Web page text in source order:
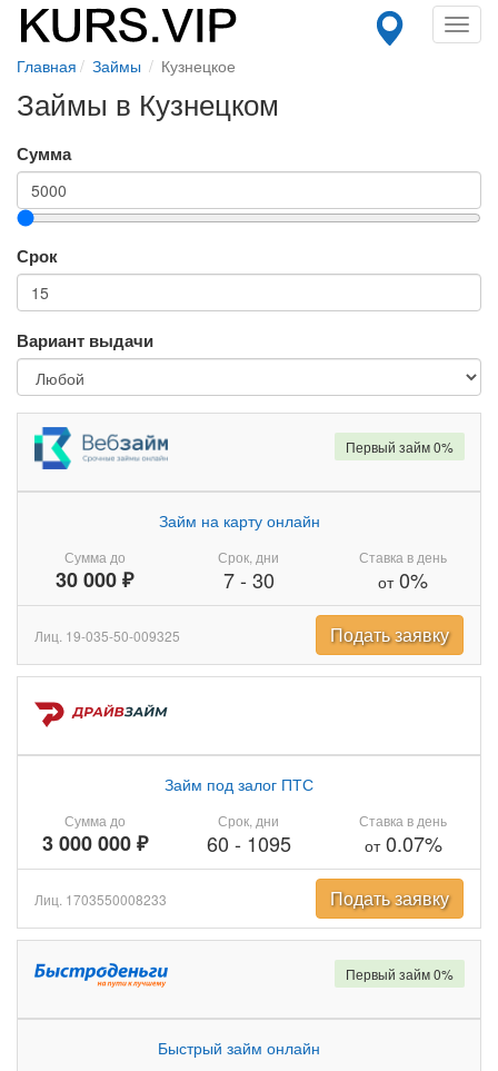
Главная Займы Кузнецкое
Займы в Кузнецком
Сумма
Срок
Вариант выдачи
Сумма до
30 000 ₽
Займ на карту онлайн
Срок, дни
7- 30
Ставка в день
от0%
Первый займ 0%
Лиц. 19-035-50-009325 Подать заявку
Сумма до
3 000 000 ₽
Займ под залог ПТС
Срок, дни
60 - 1095
Ставка в день
от0.07%
Лиц. 1703550008233 Подать заявку
Быстрый займ онлайн
Первый займ 0%